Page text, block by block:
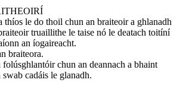
thíos le do thoil chun an braiteoir a ghlanadh
truaillithe le taise nó le deatach toitíní
an íogaireacht.
braiteora.
folúsghlantóir chun an deannach a bhaint
cadáis le glanadh.